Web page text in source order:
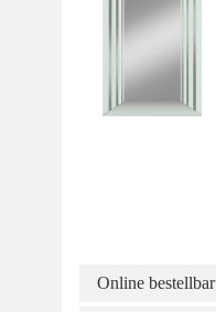
Online bestellbar